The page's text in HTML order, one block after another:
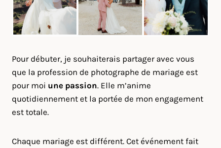
Pour débuter, je souhaiterais partager avec vous
que la profession de photographe de mariage est
pour moi une passion. Elle m’anime
quotidiennement et la portée de mon engagement
est totale.
Chaque mariage est différent. Cet événement fait